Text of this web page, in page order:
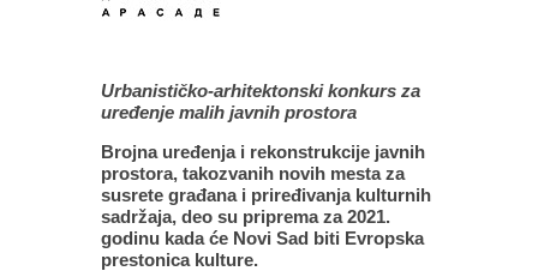
Urbanističko-arhitektonski konkurs za
uređenje malih javnih prostora
Brojna uređenja i rekonstrukcije javnih
prostora, takozvanih novih mesta za
susrete građana i priređivanja kulturnih
sadržaja, deo su priprema za 2021.
godinu kada će Novi Sad biti Evropska
prestonica kulture.